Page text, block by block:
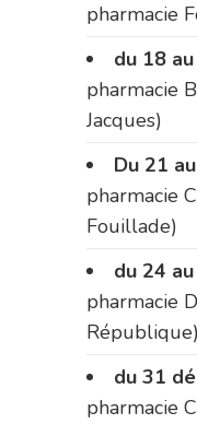
pharmacie
du 18
pharmacie
Jacques)
Du 21
pharmacie
Fouillade)
du 24
pharmacie
République)
du 31
pharmacie